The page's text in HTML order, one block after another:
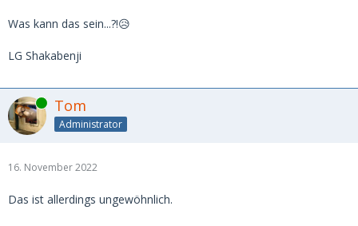
Was kann das sein...?!😥
LG Shakabenji
Online Tom
Administrator
16. November 2022
Das ist allerdings ungewöhnlich.